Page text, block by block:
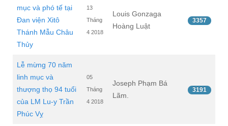
mục và phó tế tại
Đan viện Xitô
Thánh Mẫu Châu
Thủy
13
Tháng
4 2018
Louis Gonzaga
Hoàng Luật
3357
Lễ mừng 70 năm
linh mục và
thượng thọ 94 tuổi
của LM Lu-y Trần
Phúc Vỵ
05
Tháng
4 2018
Joseph Phạm Bá
Lãm.
3191